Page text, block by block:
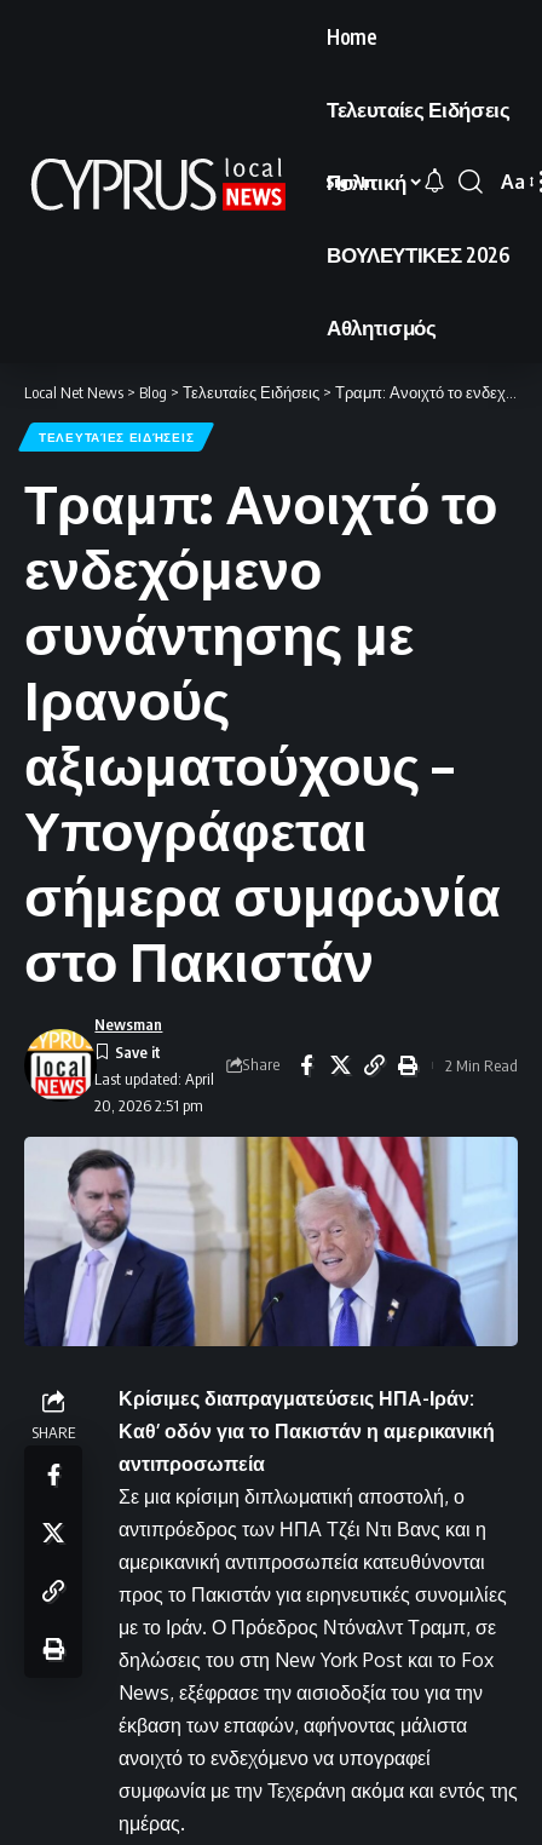
Home
Τελευταίες Ειδήσεις
Πολιτική
ΒΟΥΛΕΥΤΙΚΕΣ 2026
Αθλητισμός
Sign In
Font
Aa
Local Net News > Blog > Τελευταίες Ειδήσεις > Τραμπ: Ανοιχτό το ενδεχόμενο συνάντησης με Ιρανούς αξιωματούχους – Υπογράφεται σήμερα συμφωνία στο Πακιστάν
ΤΕΛΕΥΤΑΊΕΣ ΕΙΔΉΣΕΙΣ
Τραμπ: Ανοιχτό το
ενδεχόμενο
συνάντησης με
Ιρανούς
αξιωματούχους –
Υπογράφεται
σήμερα συμφωνία
στο Πακιστάν
Last updated: April
20, 2026 2:51 pm
Newsman
Share 2 Min Read
SHARE
Κρίσιμες διαπραγματεύσεις ΗΠΑ-Ιράν:
Καθ’ οδόν για το Πακιστάν η αμερικανική
αντιπροσωπεία
Σε μια κρίσιμη διπλωματική αποστολή, ο
αντιπρόεδρος των ΗΠΑ Τζέι Ντι Βανς και η
αμερικανική αντιπροσωπεία κατευθύνονται
προς το Πακιστάν για ειρηνευτικές συνομιλίες
με το Ιράν. Ο Πρόεδρος Ντόναλντ Τραμπ, σε
δηλώσεις του στη New York Post και το Fox
News, εξέφρασε την αισιοδοξία του για την
έκβαση των επαφών, αφήνοντας μάλιστα
ανοιχτό το ενδεχόμενο να υπογραφεί
συμφωνία με την Τεχεράνη ακόμα και εντός της
ημέρας.